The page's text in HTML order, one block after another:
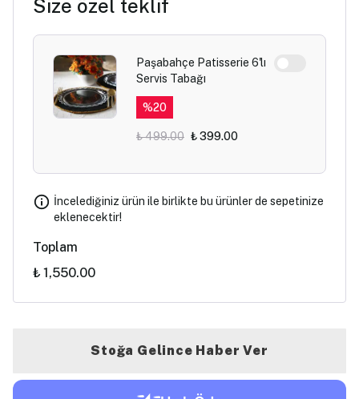
Size özel teklif
Paşabahçe Patisserie 6'lı
Servis Tabağı
%20
₺ 499.00 ₺ 399.00
İncelediğiniz ürün ile birlikte bu ürünler de sepetinize
eklenecektir!
Toplam
₺ 1,550.00
Stoğa Gelince Haber Ver